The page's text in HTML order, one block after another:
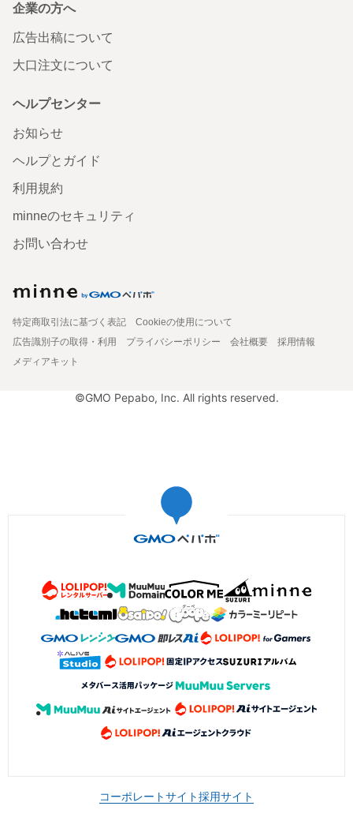
企業の方へ
広告出稿について
大口注文について
ヘルプセンター
お知らせ
ヘルプとガイド
利用規約
minneのセキュリティ
お問い合わせ
特定商取引法に基づく表記
Cookieの使用について
広告識別子の取得・利用
プライバシーポリシー 会社概要
採用情報
メディアキット
©GMO Pepabo, Inc. All rights reserved.
コーポレートサイト採用サイト